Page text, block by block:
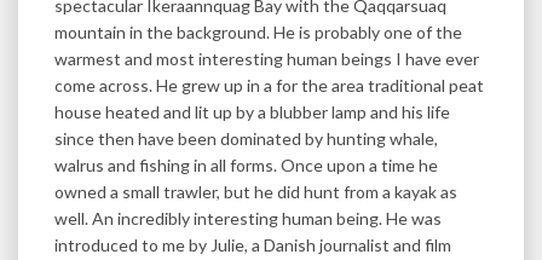
spectacular Ikeraannquag Bay with the Qaqqarsuaq
mountain in the background. He is probably one of the
warmest and most interesting human beings I have ever
come across. He grew up in a for the area traditional peat
house heated and lit up by a blubber lamp and his life
since then have been dominated by hunting whale,
walrus and fishing in all forms. Once upon a time he
owned a small trawler, but he did hunt from a kayak as
well. An incredibly interesting human being. He was
introduced to me by Julie, a Danish journalist and film